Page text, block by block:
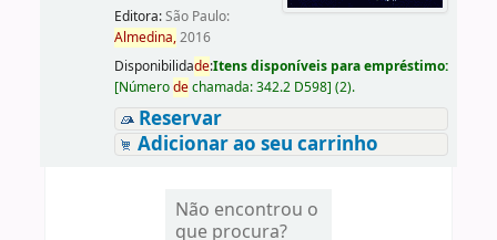
Editora:São Paulo:
Almedina,2016
Disponibilidade:Itens disponíveis para empréstimo:
[Númerodechamada:342.2 D598] (2).
Reservar
Adicionar ao seu carrinho
Não encontrou o
que procura?